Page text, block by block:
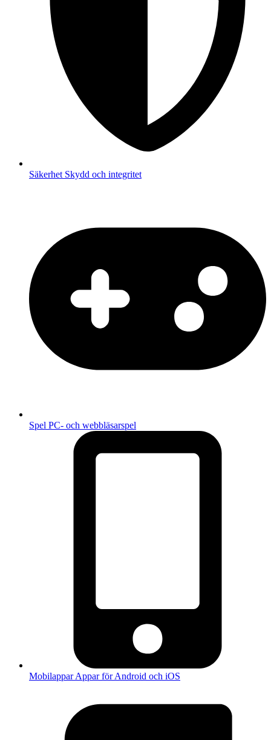
Säkerhet Skydd och integritet
Spel PC- och webbläsarspel
MobilapparAppar för Android och iOS